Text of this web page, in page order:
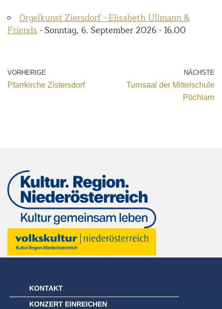
Orgelkunst Ziersdorf - Elisabeth Ullmann &
Friends- Sonntag, 6. September 2026 - 16.00
VORHERIGE
Pfarrkirche Zistersdorf
NÄCHSTE
Turnsaal der Mittelschule
Pöchlarn
KONTAKT
KONZERT EINREICHEN